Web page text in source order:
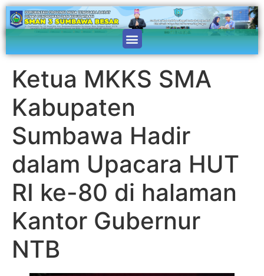
Ketua MKKS SMA
Kabupaten
Sumbawa Hadir
dalam Upacara HUT
RI ke-80 di halaman
Kantor Gubernur
NTB